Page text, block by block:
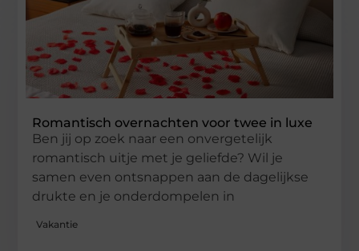
Romantisch overnachten voor twee in luxe
Ben jij op zoek naar een onvergetelijk
romantisch uitje met je geliefde? Wil je
samen even ontsnappen aan de dagelijkse
drukte en je onderdompelen in
Vakantie